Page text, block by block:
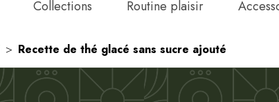
Collections Routine plaisir
Recette de thé glacé sans sucre ajouté